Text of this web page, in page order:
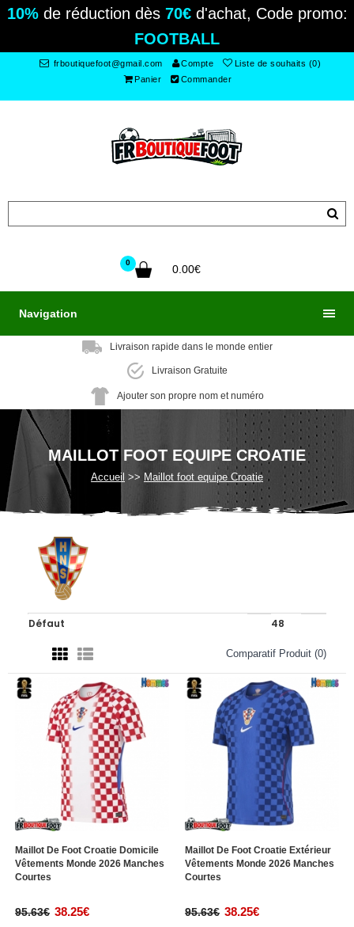
10%de réduction dès 70€d'achat, Code promo:
FOOTBALL
frboutiquefoot@gmail.com Compte
Liste de souhaits (0)
Panier
Commander
0
0.00€
Navigation
Livraison rapide dans le monde entier
Livraison Gratuite
Ajouter son propre nom et numéro
MAILLOT FOOT EQUIPE CROATIE
Accueil Maillot foot equipe Croatie
Comparatif Produit (0)
Maillot De Foot Croatie Domicile
Vêtements Monde 2026 Manches
Courtes
95.63€ 38.25€
Maillot De Foot Croatie Extérieur
Vêtements Monde 2026 Manches
Courtes
95.63€ 38.25€